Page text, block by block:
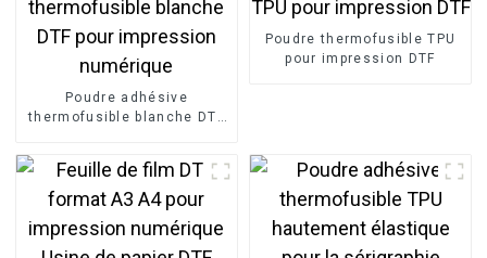
Poudre adhésive
thermofusible blanche DTF
Poudre thermofusible TPU
pour impression DTF